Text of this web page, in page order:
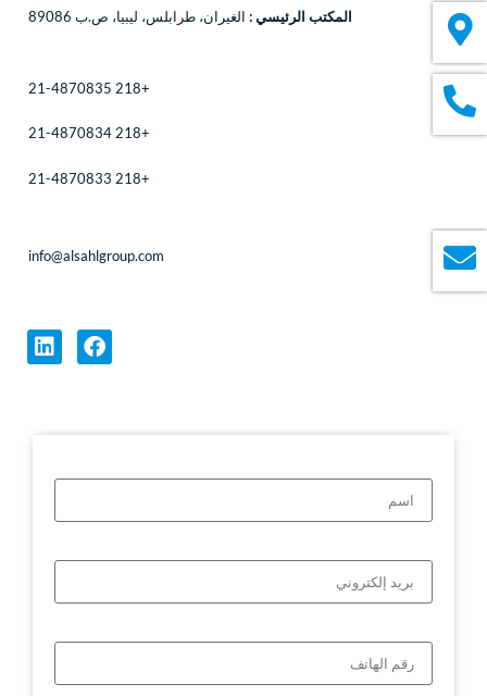
المكتب الرئيسي: الغيران، طرابلس، ليبيا، ص.ب 89086
+218 21-4870835
+218 21-4870834
+218 21-4870833
info@alsahlgroup.com